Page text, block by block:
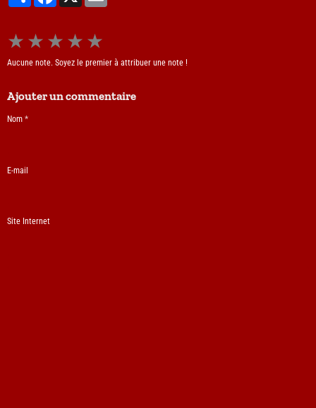
★ ★ ★ ★ ★
Aucune note. Soyez le premier à attribuer une note !
Ajouter un commentaire
Nom
E-mail
Site Internet